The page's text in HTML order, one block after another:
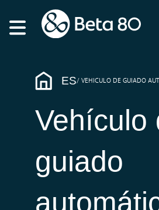
ES VEHICULO DE GUIADO
Vehículo
guiado